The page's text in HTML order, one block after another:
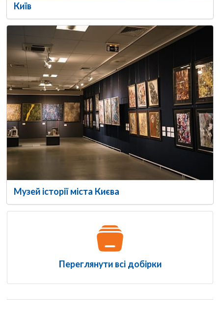
Київ
Музей історії міста Києва
Переглянути всі добірки